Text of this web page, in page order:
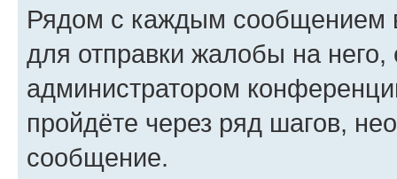
Рядом с каждым сообщением
для отправки жалобы на
администратором
пройдёте через ряд шагов,
сообщение.